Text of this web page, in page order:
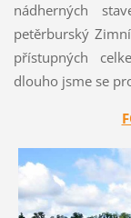
nádherných
petěrburský
přístupných
dlouho jsme se